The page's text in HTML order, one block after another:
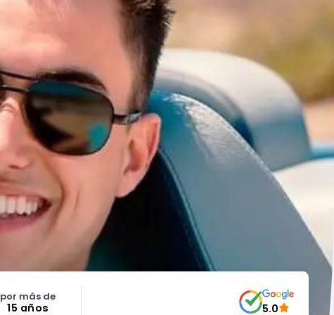
por más de
15 años 5.0